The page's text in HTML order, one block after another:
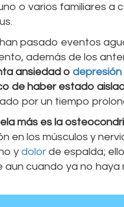
o varios familiares a
pasado eventos
además de los
ansiedad o depresión
de haber estado
por un tiempo
más es la
en los músculos y
y dolor de espalda;
aun cuando ya no haya